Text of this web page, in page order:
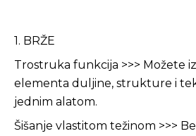
1. BRŽE
Trostruka funkcija >>> Možete
elementa duljine, strukture i
jednim alatom.
Šišanje vlastitom težinom >>>